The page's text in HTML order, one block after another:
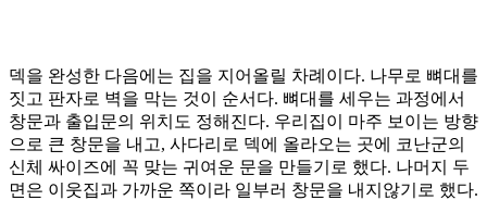
덱을 완성한 다음에는 집을 지어올릴 차례이다. 나무로 뼈대를
짓고 판자로 벽을 막는 것이 순서다. 뼈대를 세우는 과정에서
창문과 출입문의 위치도 정해진다. 우리집이 마주 보이는 방향
으로 큰 창문을 내고, 사다리로 덱에 올라오는 곳에 코난군의
신체 싸이즈에 꼭 맞는 귀여운 문을 만들기로 했다. 나머지 두
면은 이웃집과 가까운 쪽이라 일부러 창문을 내지않기로 했다.